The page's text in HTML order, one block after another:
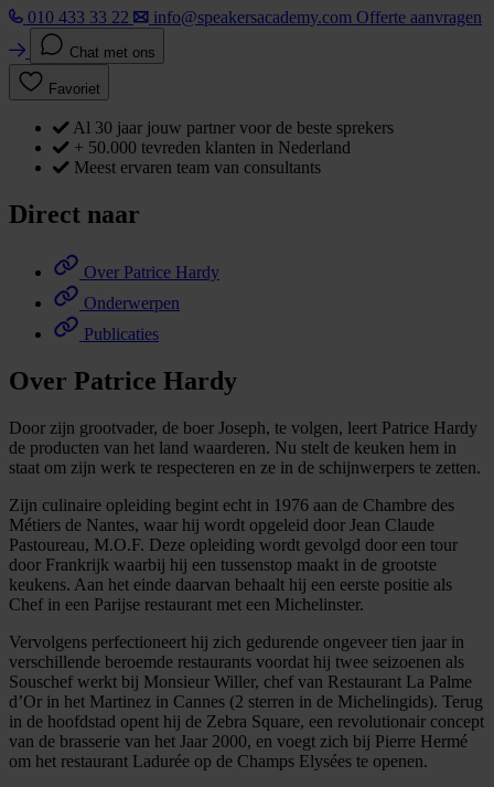
010 433 33 22 info@speakersacademy.com Offerte aanvragen
Chat met ons
Favoriet
Al 30 jaar jouw partner voor de beste sprekers
+ 50.000 tevreden klanten in Nederland
Meest ervaren team van consultants
Direct naar
Over Patrice Hardy
Onderwerpen
Publicaties
Over Patrice Hardy
Door zijn grootvader, de boer Joseph, te volgen, leert Patrice Hardy
de producten van het land waarderen. Nu stelt de keuken hem in
staat om zijn werk te respecteren en ze in de schijnwerpers te zetten.
Zijn culinaire opleiding begint echt in 1976 aan de Chambre des
Métiers de Nantes, waar hij wordt opgeleid door Jean Claude
Pastoureau, M.O.F. Deze opleiding wordt gevolgd door een tour
door Frankrijk waarbij hij een tussenstop maakt in de grootste
keukens. Aan het einde daarvan behaalt hij een eerste positie als
Chef in een Parijse restaurant met een Michelinster.
Vervolgens perfectioneert hij zich gedurende ongeveer tien jaar in
verschillende beroemde restaurants voordat hij twee seizoenen als
Souschef werkt bij Monsieur Willer, chef van Restaurant La Palme
d’Or in het Martinez in Cannes (2 sterren in de Michelingids). Terug
in de hoofdstad opent hij de Zebra Square, een revolutionair concept
van de brasserie van het Jaar 2000, en voegt zich bij Pierre Hermé
om het restaurant Ladurée op de Champs Elysées te openen.